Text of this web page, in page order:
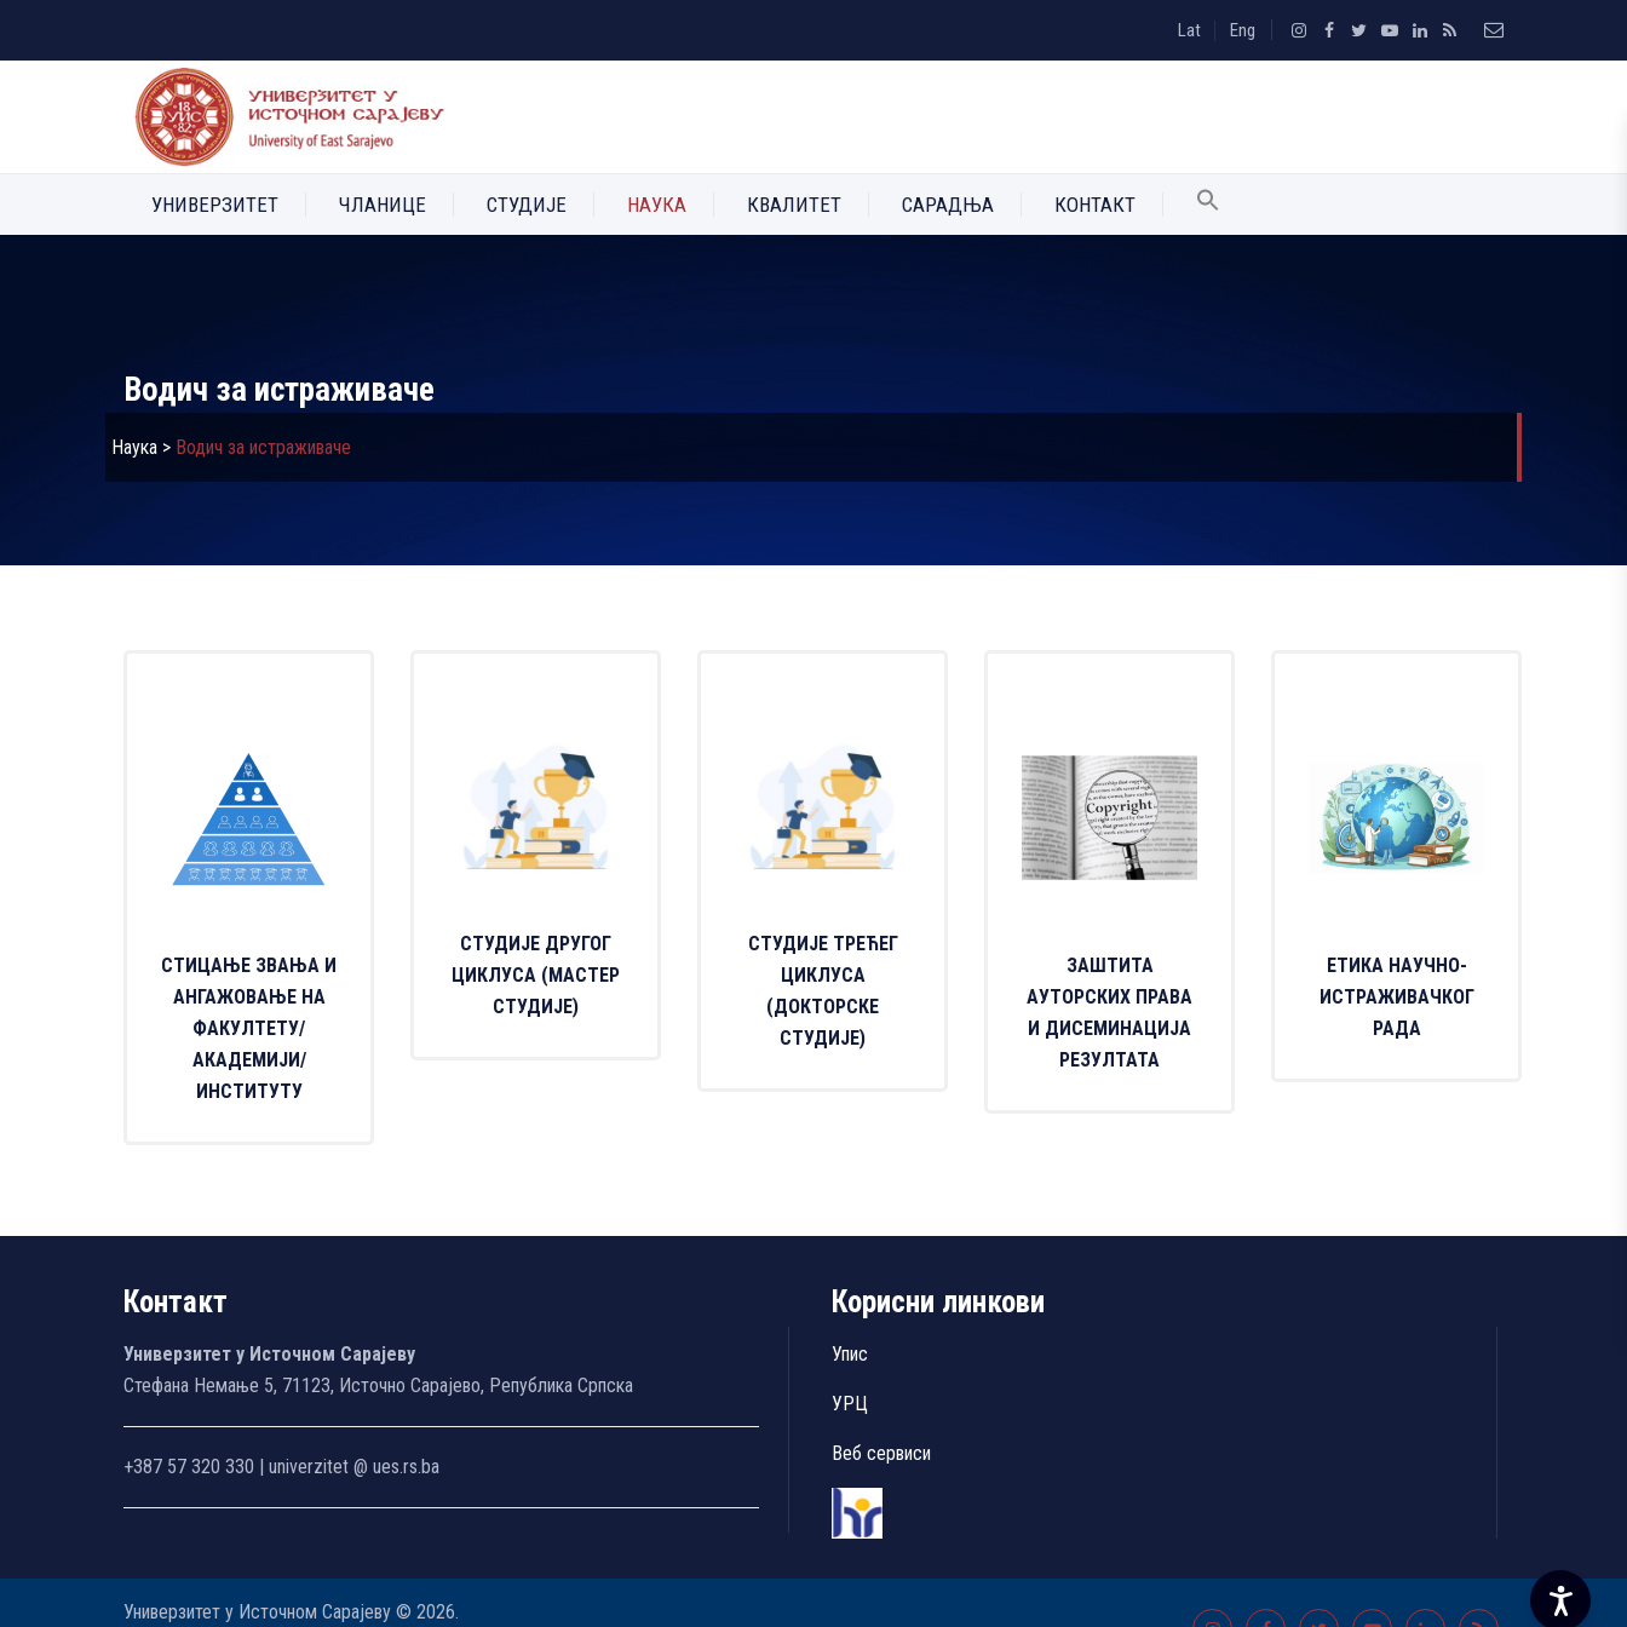
Lat Eng
УНИВЕРЗИТЕТ ЧЛАНИЦЕ СТУДИЈЕ НАУКА КВАЛИТЕТ САРАДЊА КОНТАКТ
Водич за истраживаче
Наука > Водич за истраживаче
СТИЦАЊЕ ЗВАЊА И
АНГАЖОВАЊЕ НА
ФАКУЛТЕТУ/
АКАДЕМИЈИ/
ИНСТИТУТУ
СТУДИЈЕ ДРУГОГ
ЦИКЛУСА (МАСТЕР
СТУДИЈЕ)
СТУДИЈЕ ТРЕЋЕГ
ЦИКЛУСА
(ДОКТОРСКЕ
СТУДИЈЕ)
ЗАШТИТА
АУТОРСКИХ ПРАВА
И ДИСЕМИНАЦИЈА
РЕЗУЛТАТА
ЕТИКА НАУЧНО-
ИСТРАЖИВАЧКОГ
РАДА
Контакт
Универзитет у Источном Сарајеву
Стефана Немање 5, 71123, Источно Сарајево, Република Српска
+387 57 320 330 | univerzitet @ ues.rs.ba
Корисни линкови
Упис
УРЦ
Веб сервиси
Универзитет у Источном Сарајеву © 2026.